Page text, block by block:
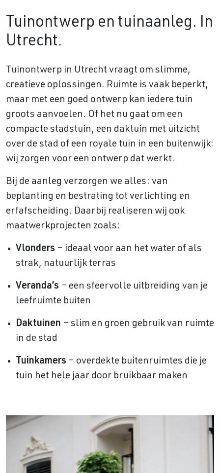
Tuinontwerp en tuinaanleg. In
Utrecht.
Tuinontwerp in Utrecht vraagt om slimme,
creatieve oplossingen. Ruimte is vaak beperkt,
maar met een goed ontwerp kan iedere tuin
groots aanvoelen. Of het nu gaat om een
compacte stadstuin, een daktuin met uitzicht
over de stad of een royale tuin in een buitenwijk:
wij zorgen voor een ontwerp dat werkt.
Bij de aanleg verzorgen we alles: van
beplanting en bestrating tot verlichting en
erfafscheiding. Daarbij realiseren wij ook
maatwerkprojecten zoals:
Vlonders – ideaal voor aan het water of als
strak, natuurlijk terras
Veranda’s – een sfeervolle uitbreiding van je
leefruimte buiten
Daktuinen – slim en groen gebruik van ruimte
in de stad
Tuinkamers – overdekte buitenruimtes die je
tuin het hele jaar door bruikbaar maken